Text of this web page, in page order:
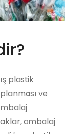
plastik
ve
ambalaj